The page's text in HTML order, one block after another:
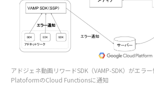
アドジェネ動画リワードSDK（VAMP-SDK）がエラ
PlatoformのCloud Functionsに通知